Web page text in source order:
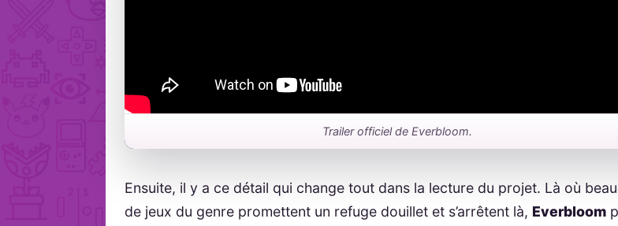
Trailer officiel de Everbloom.
Ensuite, il y a ce détail qui change tout dans la lecture du projet. Là où
de jeux du genre promettent un refuge douillet et s’arrêtent là, Everbloom